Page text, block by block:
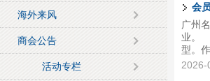
海外来风
商会公告
活动专栏
高端
定制
会
广州
业。
型。
海能
2026-